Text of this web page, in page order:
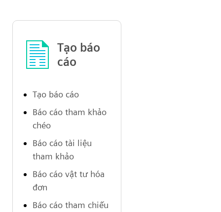
Tạo báo
cáo
Tạo báo cáo
Báo cáo tham khảo
chéo
Báo cáo tài liệu
tham khảo
Báo cáo vật tư hóa
đơn
Báo cáo tham chiếu